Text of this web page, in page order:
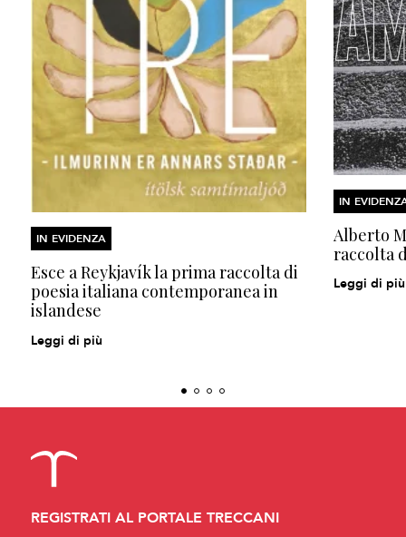
IN EVIDENZA
Esce a Reykjavík la prima raccolta di
poesia italiana contemporanea in
islandese
Leggi di più
IN
Alberto
raccolta
Leggi di più
REGISTRATI AL PORTALE TRECCANI